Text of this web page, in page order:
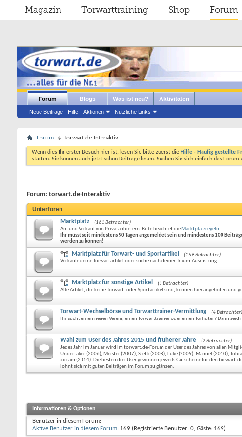
Magazin Torwarttraining Shop Forum
Forum
Neue Beiträge Hilfe Aktionen Nützliche Links
Blogs Was ist neu? Aktivitäten
Forum torwart.de-Interaktiv
Wenn dies Ihr erster Besuch hier ist, lesen Sie bitte zuerst die Hilfe - Häufig gestellte
starten. Sie können auch jetzt schon Beiträge lesen. Suchen Sie sich einfach das
Forum: torwart.de-Interaktiv
Unterforen
Marktplatz
(161 Betrachter)
An- und Verkauf von Privatanbietern. Bitte beachtet die Marktplatzregeln.
Ihr müsst seit mindestens 90 Tagen angemeldet sein und mindestens 100
werden zu können!
Marktplatz für Torwart- und Sportartikel
(159 Betrachter)
Verkaufe deine Torwartartikel oder suche nach deiner Traum-Ausrüstung.
Marktplatz für sonstige Artikel
(1 Betrachter)
Alle Artikel, die keine Torwart- oder Sportartikel sind, können hier angeboten und
Torwart-Wechselbörse und Torwarttrainer-Vermittlung
(4 Betrachter)
Ihr sucht einen neuen Verein, einen Torwarttrainer oder einen Torhüter? Dann
Wahl zum User des Jahres 2015 und früherer Jahre
(2 Betrachter)
Jedes Jahr im Januar wird im torwart.de-Forum der User des Jahres von allen
Undertaker (2006), Meister (2007), Stetti (2008), Luke (2009), Manuel (2010),
xirram (2014). Die besten drei User gewinnen jeweils Gutscheine für den
lohnt sich mit guten Beiträgen im Forum zu glänzen.
Informationen & Optionen
Benutzer in diesem Forum:
Aktive Benutzer in diesem Forum: 169 (Registrierte Benutzer: 0, Gäste: 169)